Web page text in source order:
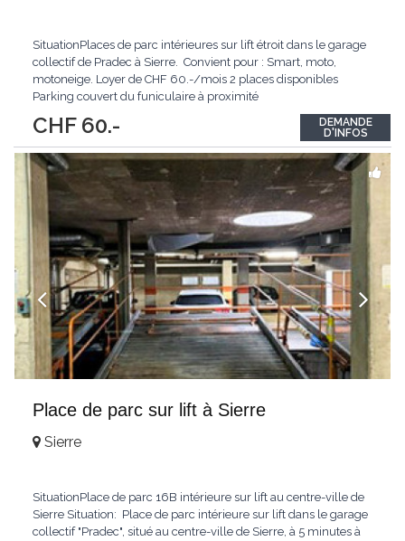
CHF 60.-
SituationPlaces de parc intérieures sur lift étroit dans le garage
collectif de Pradec à Sierre. Convient pour : Smart, moto,
motoneige. Loyer de CHF 60.-/mois 2 places disponibles
Parking couvert du funiculaire à proximité
DEMANDE
D'INFOS
Place de parc sur lift à Sierre
Sierre
SituationPlace de parc 16B intérieure sur lift au centre-ville de
Sierre Situation: Place de parc intérieure sur lift dans le garage
collectif "Pradec", situé au centre-ville de Sierre, à 5 minutes à